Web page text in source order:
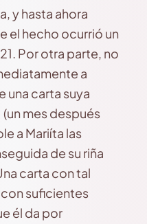
y hasta ahora
el hecho ocurrió un
Por otra parte, no
a
una carta suya
(un mes después
a Mariíta las
de su riña
carta con tal
suficientes
él da por